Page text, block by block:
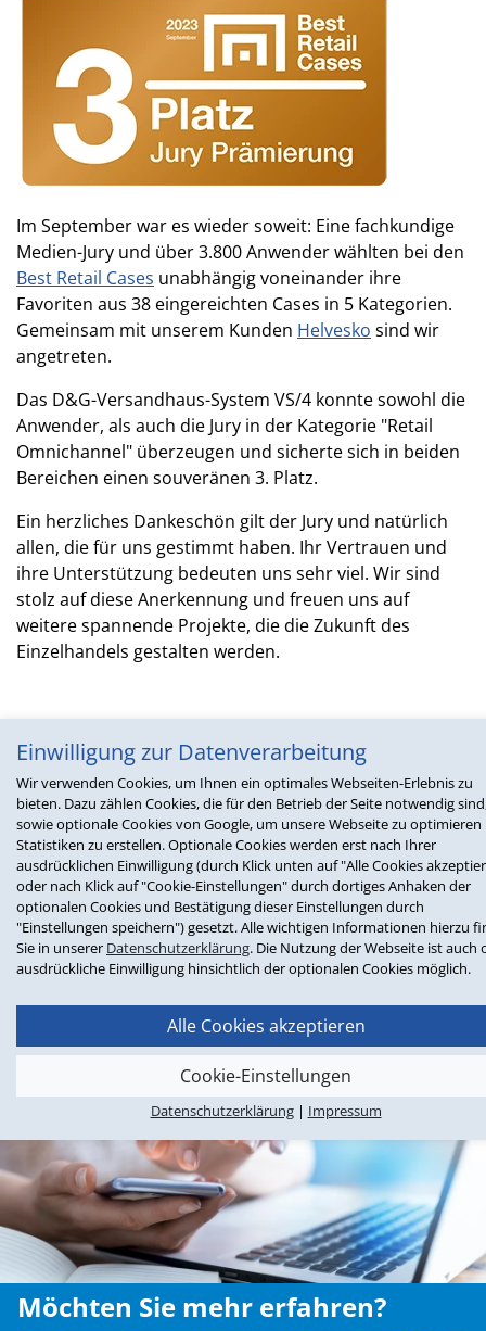
Einwilligung zur Datenverarbeitung
Wir verwenden Cookies, um Ihnen ein optimales Webseiten-Erlebnis zu
bieten. Dazu zählen Cookies, die für den Betrieb der Seite notwendig
sowie optionale Cookies von Google, um unsere Webseite zu
Statistiken zu erstellen. Optionale Cookies werden erst nach Ihrer
ausdrücklichen Einwilligung (durch Klick unten auf "Alle Cookies
oder nach Klick auf "Cookie-Einstellungen" durch dortiges Anhaken der
optionalen Cookies und Bestätigung dieser Einstellungen durch
"Einstellungen speichern") gesetzt. Alle wichtigen Informationen hierzu
Sie in unserer Datenschutzerklärung. Die Nutzung der Webseite ist auch
ausdrückliche Einwilligung hinsichtlich der optionalen Cookies möglich.
Alle Cookies akzeptieren
Cookie-Einstellungen
Datenschutzerklärung| Impressum
Im September war es wieder soweit: Eine fachkundige
Medien-Jury und über 3.800 Anwender wählten bei den
Best Retail Cases unabhängig voneinander ihre
Favoriten aus 38 eingereichten Cases in 5 Kategorien.
Gemeinsam mit unserem Kunden Helvesko sind wir
angetreten.
Das D&G-Versandhaus-System VS/4 konnte sowohl die
Anwender, als auch die Jury in der Kategorie "Retail
Omnichannel" überzeugen und sicherte sich in beiden
Bereichen einen souveränen 3. Platz.
Ein herzliches Dankeschön gilt der Jury und natürlich
allen, die für uns gestimmt haben. Ihr Vertrauen und
ihre Unterstützung bedeuten uns sehr viel. Wir sind
stolz auf diese Anerkennung und freuen uns auf
weitere spannende Projekte, die die Zukunft des
Einzelhandels gestalten werden.
Unseren Gewinnercase finden Sie
hier:https://bestretailcases.com/de/cases/cx-vs-ux-war-
gestern-eine-optimierung-von-click-collect-sorgt-fuer-
zufriedenere-kunden-und-mitarbeiter/
Eindrücke von der Preisverleihung in Köln
hier:https://bestretailcases.com/wp-
content/uploads/2023/09/
Möchten Sie mehr erfahren?